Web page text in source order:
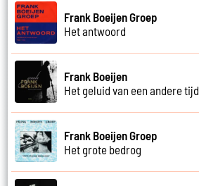
Frank Boeijen Groep
Het antwoord
Frank Boeijen
Het geluid van een andere tijd
Frank Boeijen Groep
Het grote bedrog